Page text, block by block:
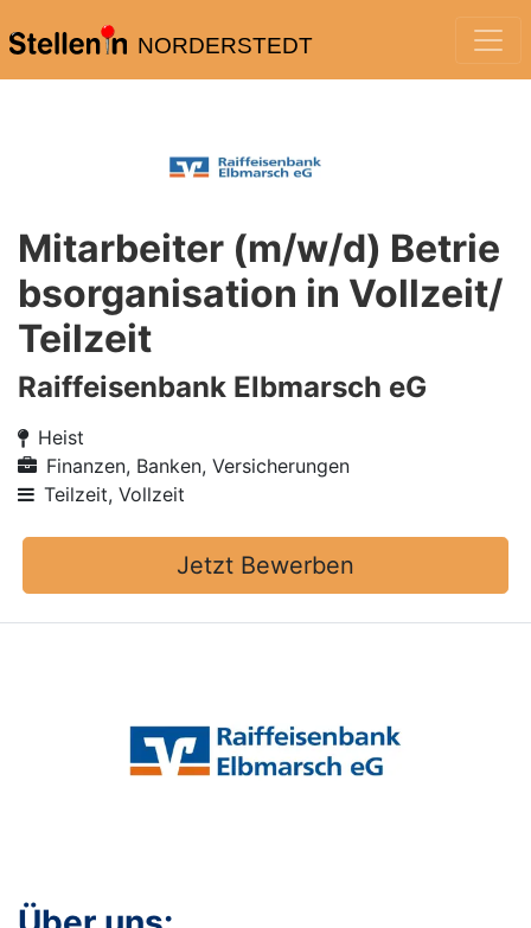
NORDERSTEDT
Mitarbeiter (m/w/d) Betrie
bsorganisation in Vollzeit/
Teilzeit
Raiffeisenbank Elbmarsch eG
Heist
Finanzen, Banken, Versicherungen
Teilzeit, Vollzeit
Jetzt Bewerben